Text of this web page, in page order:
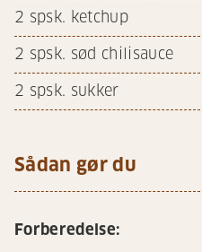
2 spsk. ketchup
2 spsk. sød chilisauce
2 spsk. sukker
Sådan gør du
Forberedelse: